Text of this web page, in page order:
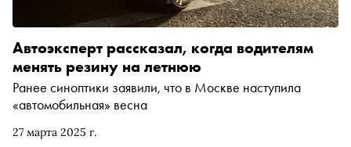
27 марта 2025 г.
Автоэксперт рассказал, когда водителям
менять резину на летнюю
Ранее синоптики заявили, что в Москве наступила
«автомобильная» весна